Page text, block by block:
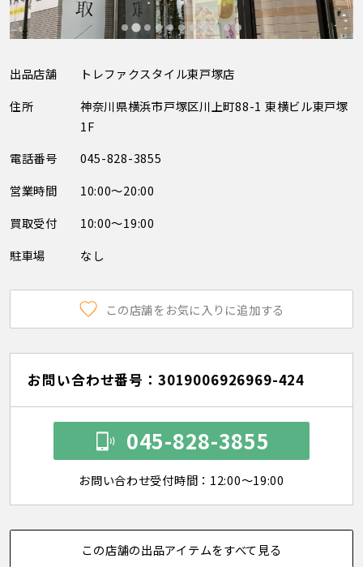
出品店舗
トレファクスタイル東戸塚店
住所
神奈川県横浜市戸塚区川上町88-1 東横ビル東戸塚
1F
電話番号
045-828-3855
営業時間
10:00～20:00
買取受付
10:00～19:00
駐車場
なし
この店舗をお気に入りに追加する
お問い合わせ番号：3019006926969-424
045-828-3855
お問い合わせ受付時間：12:00～19:00
この店舗の出品アイテムをすべて見る